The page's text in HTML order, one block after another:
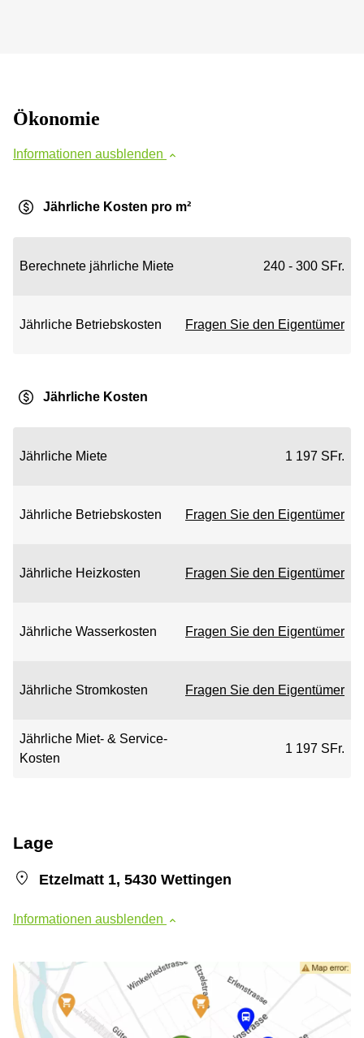
Ökonomie
Informationen ausblenden
Jährliche Kosten pro m²
Berechnete jährliche Miete 240 - 300 SFr.
Jährliche Betriebskosten Fragen Sie den Eigentümer
Jährliche Kosten
Jährliche Miete 1 197 SFr.
Jährliche Betriebskosten Fragen Sie den Eigentümer
Jährliche Heizkosten Fragen Sie den Eigentümer
Jährliche Wasserkosten Fragen Sie den Eigentümer
Jährliche Stromkosten Fragen Sie den Eigentümer
Jährliche Miet- & Service-
Kosten
1 197 SFr.
Lage
Etzelmatt 1, 5430 Wettingen
Informationen ausblenden